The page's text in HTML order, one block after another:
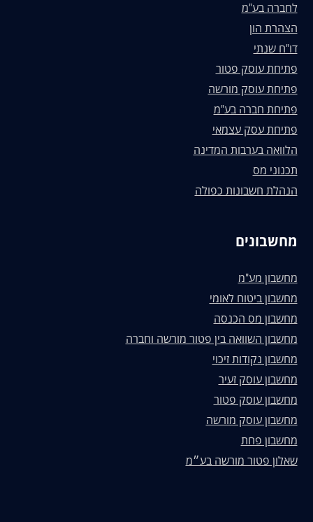
לחברה בע"מ
הצהרת הון
דו"ח שנתי
פתיחת עוסק פטור
פתיחת עוסק מורשה
פתיחת חברה בע"מ
פתיחת עסק עצמאי
הלוואה בערבות המדינה
תכנוני מס
הנהלת חשבונות כפולה
מחשבונים
מחשבון מע"מ
מחשבון ביטוח לאומי
מחשבון מס הכנסה
מחשבון השוואה בין פטור מורשה וחברה
מחשבון נקודות זיכוי
מחשבון עוסק זעיר
מחשבון עוסק פטור
מחשבון עוסק מורשה
מחשבון פחת
שאלון פטור מורשה בע״מ